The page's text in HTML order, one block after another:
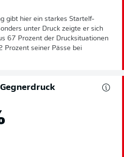
gibt hier ein starkes Startelf-
unter Druck zeigte er sich
67 Prozent der Drucksituationen
Prozent seiner Pässe bei